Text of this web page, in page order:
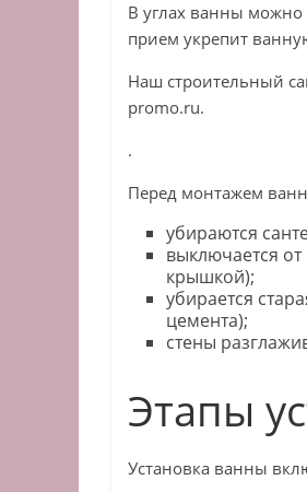
В углах ванны можно
прием укрепит
Наш строительный
promo.ru.
.
Перед монтажем
убираются
выключается
крышкой);
убирается
цемента);
стены
Этапы
Установка ванны